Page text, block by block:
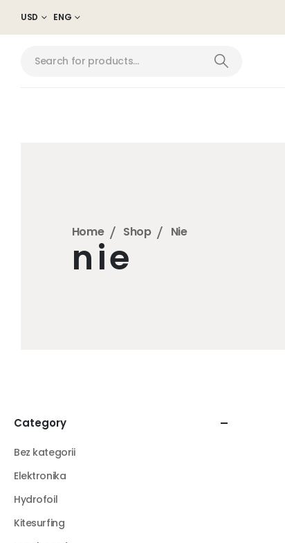
USD ENG
Home Shop Nie
nie
Category
Bez kategorii
Elektronika
Hydrofoil
Kitesurfing